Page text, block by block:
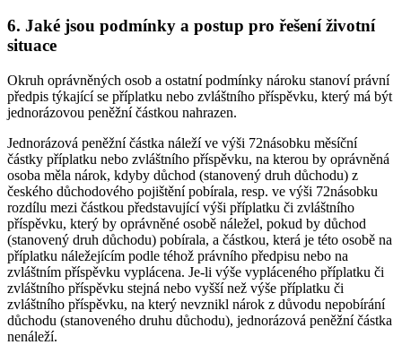
6. Jaké jsou podmínky a postup pro řešení životní
situace
Okruh oprávněných osob a ostatní podmínky nároku stanoví právní
předpis týkající se příplatku nebo zvláštního příspěvku, který má být
jednorázovou peněžní částkou nahrazen.
Jednorázová peněžní částka náleží ve výši 72násobku měsíční
částky příplatku nebo zvláštního příspěvku, na kterou by oprávněná
osoba měla nárok, kdyby důchod (stanovený druh důchodu) z
českého důchodového pojištění pobírala, resp. ve výši 72násobku
rozdílu mezi částkou představující výši příplatku či zvláštního
příspěvku, který by oprávněné osobě náležel, pokud by důchod
(stanovený druh důchodu) pobírala, a částkou, která je této osobě na
příplatku náležejícím podle téhož právního předpisu nebo na
zvláštním příspěvku vyplácena. Je-li výše vypláceného příplatku či
zvláštního příspěvku stejná nebo vyšší než výše příplatku či
zvláštního příspěvku, na který nevznikl nárok z důvodu nepobírání
důchodu (stanoveného druhu důchodu), jednorázová peněžní částka
nenáleží.